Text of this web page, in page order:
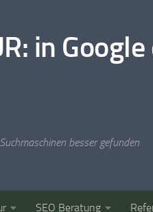
in
besser gefunden
SEO Beratung